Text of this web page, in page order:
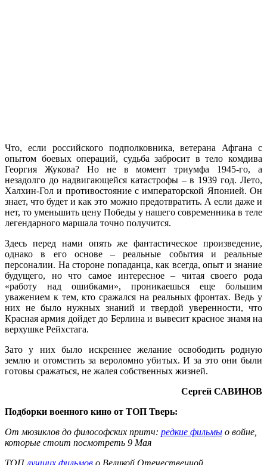
Что, если российского подполковника, ветерана Афгана с
опытом боевых операций, судьба забросит в тело комдива
Георгия Жукова? Но не в момент триумфа 1945-го, а
незадолго до надвигающейся катастрофы – в 1939 год. Лето,
Халхин-Гол и противостояние с императорской Японией. Он
знает, что будет и как это можно предотвратить. А если даже и
нет, то уменьшить цену Победы у нашего современника в теле
легендарного маршала точно получится.
Здесь перед нами опять же фантастическое произведение,
однако в его основе – реальные события и реальные
персоналии. На стороне попаданца, как всегда, опыт и знание
будущего, но что самое интересное – читая своего рода
«работу над ошибками», проникаешься еще большим
уважением к тем, кто сражался на реальных фронтах. Ведь у
них не было нужных знаний и твердой уверенности, что
Красная армия дойдет до Берлина и вывесит красное знамя на
верхушке Рейхстага.
Зато у них было искреннее желание освободить родную
землю и отомстить за вероломно убитых. И за это они были
готовы сражаться, не жалея собственных жизней.
Сергей САВИНОВ
Подборки военного кино от ТОП Тверь:
От мюзиклов до философских притч: редкие фильмы о войне,
которые стоит посмотреть 9 Мая
ТОП лучших фильмов о Великой Отечественной